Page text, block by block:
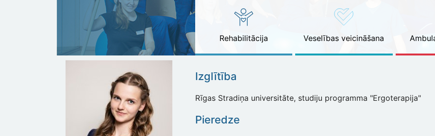
Rehabilitācija Veselības veicināšana
Izglītība
Rīgas Stradiņa universitāte, studiju programma "Ergoterapija"
Pieredze